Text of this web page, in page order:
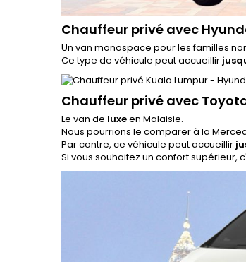
Chauffeur privé avec
Un van monospace pour les familles
Ce type de véhicule peut accueillir
Chauffeur privé avec
Le van de luxeen Malaisie.
Nous pourrions le comparer à la
Par contre, ce véhicule peut accueillir
Si vous souhaitez un confort supérieur,